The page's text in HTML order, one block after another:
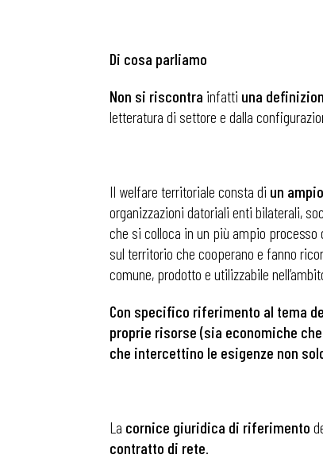
Di cosa parliamo
Non si riscontra infatti una
letteratura di settore e dalla
Il welfare territoriale consta di un
organizzazioni datoriali enti bilaterali,
che si colloca in un più ampio
sul territorio che cooperano e fanno
comune, prodotto e utilizzabile
Con specifico riferimento al tema
proprie risorse (sia economiche
che intercettino le esigenze non
La cornice giuridica di riferimento
contratto di rete.